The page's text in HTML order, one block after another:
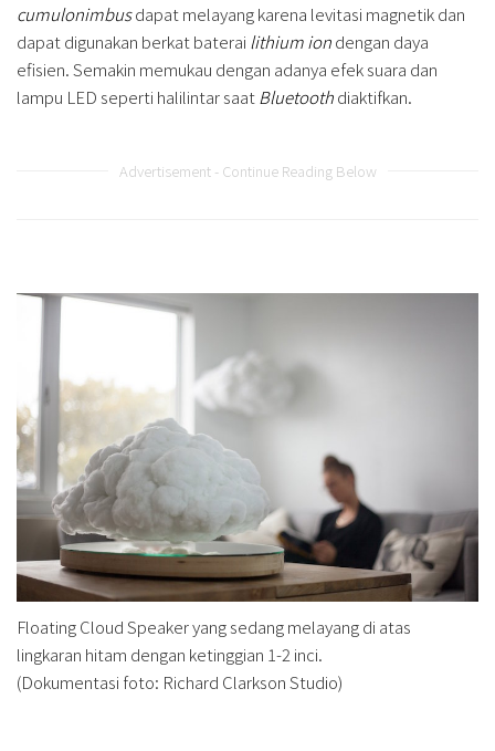
cumulonimbusdapat melayang karena levitasi magnetik dan
dapat digunakan berkat baterai lithium iondengan daya
efisien. Semakin memukau dengan adanya efek suara dan
lampu LED seperti halilintar saatBluetoothdiaktifkan.
Advertisement - Continue Reading Below
Floating Cloud Speaker yang sedang melayang di atas
lingkaran hitam dengan ketinggian 1-2 inci.
(Dokumentasi foto: Richard Clarkson Studio)